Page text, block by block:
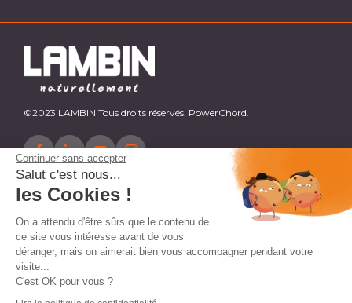
Continuer sans accepter
Salut c'est nous...
les Cookies !
On a attendu d'être sûrs que le contenu de
ce site vous intéresse avant de vous
déranger, mais on aimerait bien vous accompagner pendant votre
visite...
C'est OK pour vous ?
©2023 LAMBIN Tous droits réservés. PowerChord.